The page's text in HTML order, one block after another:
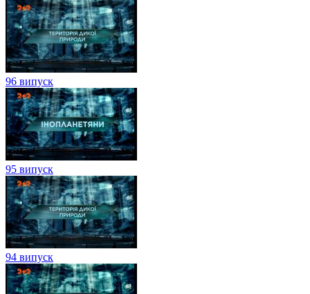
96 випуск
95 випуск
94 випуск